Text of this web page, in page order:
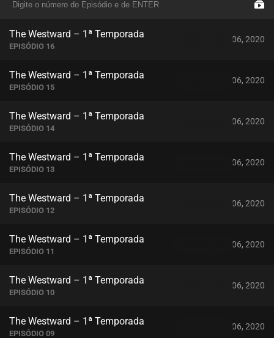
The Westward – 1ª Temporada
EPISÓDIO 16
novembro 06, 2020
The Westward – 1ª Temporada
EPISÓDIO 15
novembro 06, 2020
The Westward – 1ª Temporada
EPISÓDIO 14
novembro 06, 2020
The Westward – 1ª Temporada
EPISÓDIO 13
novembro 06, 2020
The Westward – 1ª Temporada
EPISÓDIO 12
novembro 06, 2020
The Westward – 1ª Temporada
EPISÓDIO 11
novembro 06, 2020
The Westward – 1ª Temporada
EPISÓDIO 10
novembro 06, 2020
The Westward – 1ª Temporada
EPISÓDIO 09
novembro 06, 2020